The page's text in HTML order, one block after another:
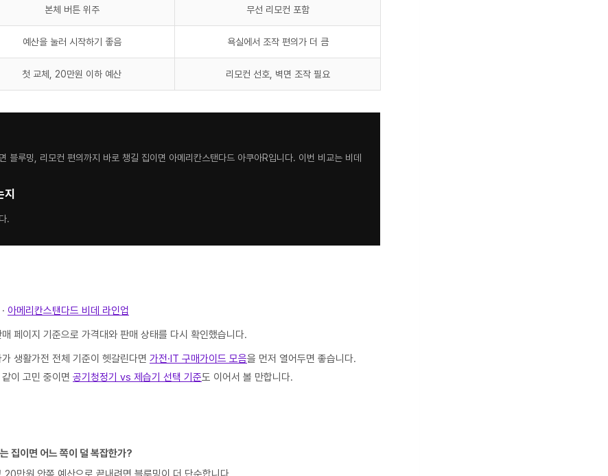
본체 버튼 위주 무선 리모컨 포함
예산을 눌러 시작하기 좋음 욕실에서 조작 편의가 더 큼
첫 교체, 20만원 이하 예산 리모컨 선호, 벽면 조작 필요
블루밍, 리모컨 편의까지 바로 챙길 집이면 아메리칸스탠다드 아쿠아R입니다. 이번 비교는 비데
.
· 아메리칸스탠다드 비데 라인업
페이지 기준으로 가격대와 판매 상태를 다시 확인했습니다.
생활가전 전체 기준이 헷갈린다면 가전·IT 구매가이드 모음을 먼저 열어두면 좋습니다.
이 고민 중이면 공기청정기 vs 제습기 선택 기준도 이어서 볼 만합니다.
집이면 어느 쪽이 덜 복잡한가?